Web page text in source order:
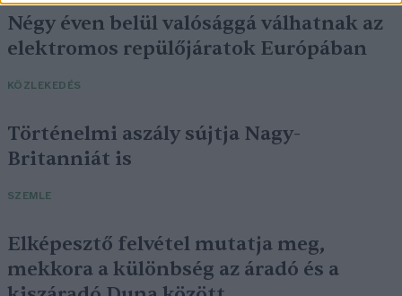
Négy éven belül valósággá válhatnak az
elektromos repülőjáratok Európában
KÖZLEKEDÉS
Történelmi aszály sújtja Nagy-
Britanniát is
SZEMLE
Elképesztő felvétel mutatja meg,
mekkora a különbség az áradó és a